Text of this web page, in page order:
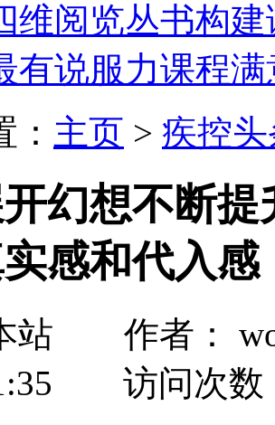
维阅览丛书构建
有说服力课程满
主页 > 疾控
幻想不断
感和代入感
站 作者：
访问次数